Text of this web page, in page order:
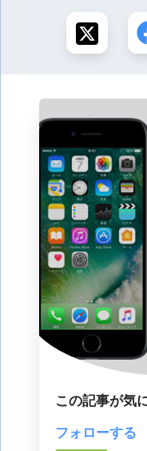
この記事が気
フォローする